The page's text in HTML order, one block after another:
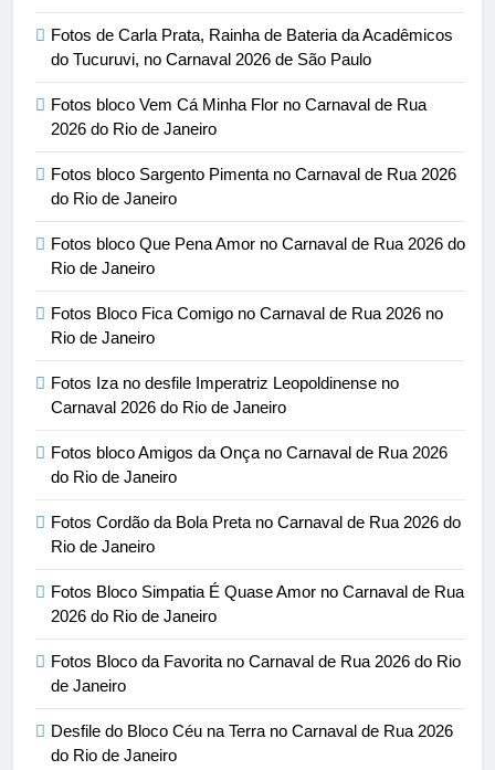
Fotos de Carla Prata, Rainha de Bateria da Acadêmicos
do Tucuruvi, no Carnaval 2026 de São Paulo
Fotos bloco Vem Cá Minha Flor no Carnaval de Rua
2026 do Rio de Janeiro
Fotos bloco Sargento Pimenta no Carnaval de Rua 2026
do Rio de Janeiro
Fotos bloco Que Pena Amor no Carnaval de Rua 2026 do
Rio de Janeiro
Fotos Bloco Fica Comigo no Carnaval de Rua 2026 no
Rio de Janeiro
Fotos Iza no desfile Imperatriz Leopoldinense no
Carnaval 2026 do Rio de Janeiro
Fotos bloco Amigos da Onça no Carnaval de Rua 2026
do Rio de Janeiro
Fotos Cordão da Bola Preta no Carnaval de Rua 2026 do
Rio de Janeiro
Fotos Bloco Simpatia É Quase Amor no Carnaval de Rua
2026 do Rio de Janeiro
Fotos Bloco da Favorita no Carnaval de Rua 2026 do Rio
de Janeiro
Desfile do Bloco Céu na Terra no Carnaval de Rua 2026
do Rio de Janeiro